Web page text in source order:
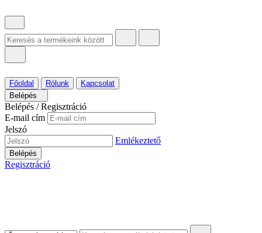
Főoldal Rólunk
Kapcsolat
Belépés
Belépés / Regisztráció
E-mail cím
Jelszó
Emlékeztető
Belépés
Regisztráció